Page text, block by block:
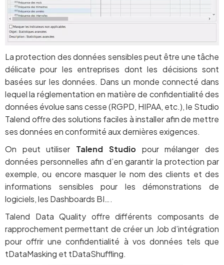
La protection des données sensibles peut être une tâche
délicate pour les entreprises dont les décisions sont
basées sur les données. Dans un monde connecté dans
lequel la réglementation en matière de confidentialité des
données évolue sans cesse (RGPD, HIPAA, etc.), le Studio
Talend offre des solutions faciles à installer afin de mettre
ses données en conformité aux dernières exigences.
On peut utiliser Talend Studiopour mélanger des
données personnelles afin d’en garantir la protection par
exemple, ou encore masquer le nom des clients et des
informations sensibles pour les démonstrations de
logiciels, les Dashboards BI….
Talend Data Quality offre différents composants de
rapprochement permettant de créer un Job d’intégration
pour offrir une confidentialité à vos données tels que
tDataMasking et tDataShuffling.